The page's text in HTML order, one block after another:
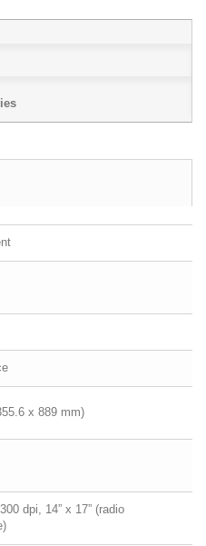
x 889 mm)
dpi, 14” x 17” (radio